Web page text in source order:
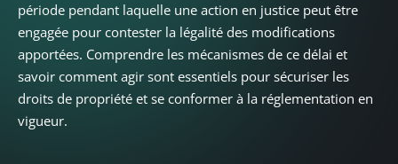
période pendant laquelle une action en justice peut être
engagée pour contester la légalité des modifications
apportées. Comprendre les mécanismes de ce délai et
savoir comment agir sont essentiels pour sécuriser les
droits de propriété et se conformer à la réglementation en
vigueur.